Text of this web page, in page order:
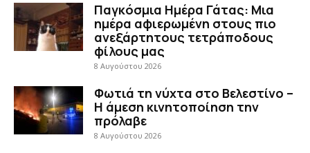
Παγκόσμια Ημέρα Γάτας: Μια
ημέρα αφιερωμένη στους πιο
ανεξάρτητους τετράποδους
φίλους μας
8 Αυγούστου 2026
Φωτιά τη νύχτα στο Βελεστίνο –
Η άμεση κινητοποίηση την
πρόλαβε
8 Αυγούστου 2026